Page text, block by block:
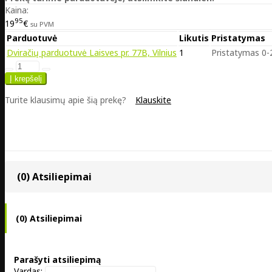
Kaina:
1995€ su PVM
Parduotuvė Likutis Pristatymas
Dviračių parduotuvė Laisves pr. 77B, Vilnius 1 Pristatymas 0-
Turite klausimų apie šią prekę? Klauskite
(0) Atsiliepimai
(0) Atsiliepimai
Parašyti atsiliepimą